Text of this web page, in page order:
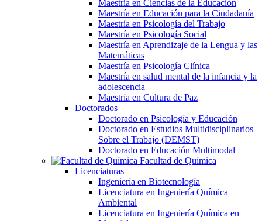
Maestría en Ciencias de la Educación
Maestría en Educación para la Ciudadanía
Maestría en Psicología del Trabajo
Maestría en Psicología Social
Maestría en Aprendizaje de la Lengua y las
Matemáticas
Maestría en Psicología Clínica
Maestría en salud mental de la infancia y la
adolescencia
Maestría en Cultura de Paz
Doctorados
Doctorado en Psicología y Educación
Doctorado en Estudios Multidisciplinarios
Sobre el Trabajo (DEMST)
Doctorado en Educación Multimodal
Facultad de Química
Licenciaturas
Ingeniería en Biotecnología
Licenciatura en Ingeniería Química
Ambiental
Licenciatura en Ingeniería Química en